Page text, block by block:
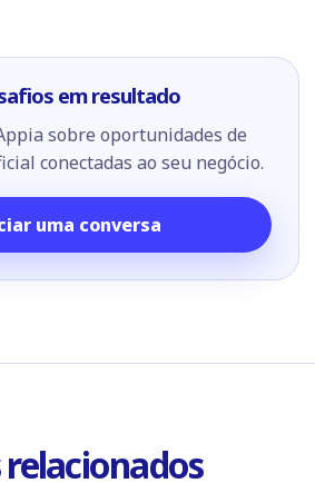
em resultado
sobre oportunidades de
conectadas ao seu negócio.
uma conversa